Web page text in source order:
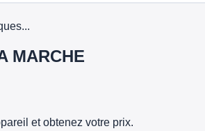
MARCHE
et obtenez votre prix.